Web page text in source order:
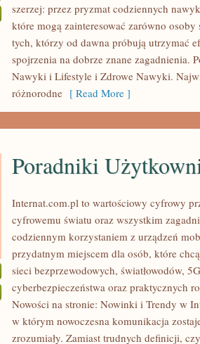
szerzej: przez pryzmat codziennych
które mogą zainteresować zarówno
tych, którzy od dawna próbują utrzymać
spojrzenia na dobrze znane zagadnienia.
Nawyki i Lifestyle i Zdrowe Nawyki.
różnorodne [ Read More ]
Poradniki
Internat.com.pl to wartościowy cyfrowy
cyfrowemu światu oraz wszystkim
codziennym korzystaniem z urządzeń
przydatnym miejscem dla osób, które
sieci bezprzewodowych, światłowodów,
cyberbezpieczeństwa oraz praktycznych
Nowości na stronie: Nowinki i Trendy w
w którym nowoczesna komunikacja
zrozumiały. Zamiast trudnych definicji,